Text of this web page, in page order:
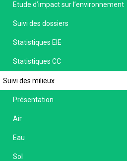
Etude d’impact sur l’environnement
Suivi des dossiers
Statistiques EIE
Statistiques CC
Suivi des milieux
Présentation
Air
Eau
Sol